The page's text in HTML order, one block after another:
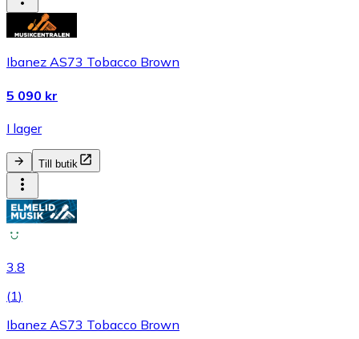
Ibanez AS73 Tobacco Brown
5 090 kr
I lager
Till butik
3.8
(1)
Ibanez AS73 Tobacco Brown